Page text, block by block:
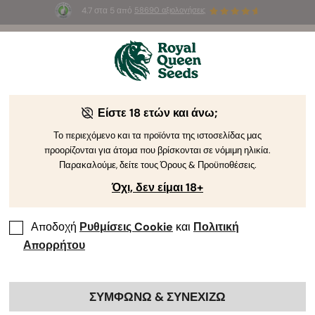
4.7 στα 5 από 58690 αξιολογήσεις
Summer Sales : Έως και -50%
προϊόντα! ⏤
Σπόροι κάνναβης πλούσιοι σε THC
Ρίξτε μια ματιά στους σπόρους των ποικιλιών με τα
υψηλότερα επίπεδα THC στον κατάλογό μας. Αν
θέλετε να ζήσετε την αληθινή δύναμη αυτού του
ψυχοδραστικού κανναβινοειδούς, τότε καλλιεργήστε
τις ποικιλίες που αναφέρονται παρακάτω.
Ταξινόμηση κατά
41 προϊόντα
Είστε 18 ετών και άνω;
Το περιεχόμενο και τα προϊόντα της ιστοσελίδας μας
προορίζονται για άτομα που βρίσκονται σε νόμιμη ηλικία.
Παρακαλούμε, δείτε τους Όρους & Προϋποθέσεις.
Όχι, δεν είμαι 18+
Αποδοχή Ρυθμίσεις Cookie και Πολιτική
Απορρήτου
ΣΥΜΦΩΝΩ & ΣΥΝΕΧΙΖΩ